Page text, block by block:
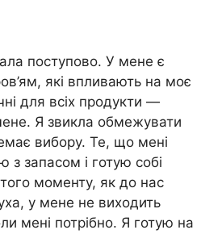
поступово. У мене є
які впливають на моє
для всіх продукти —
Я звикла обмежувати
вибору. Те, що мені
з запасом і готую собі
моменту, як до нас
у мене не виходить
мені потрібно. Я готую на